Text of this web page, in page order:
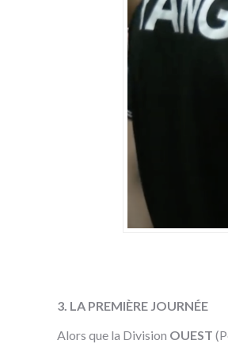
3. LA PREMIÈRE JOURNÉE
Alors que la Division OUEST